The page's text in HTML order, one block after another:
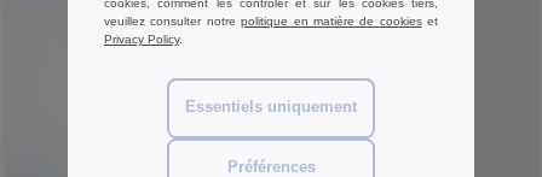
veuillez consulter notrepolitique en matière de cookieset
Privacy Policy.
Essentiels uniquement
Préférences